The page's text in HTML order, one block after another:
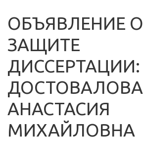
ОБЪЯВЛЕНИЕ О
ЗАЩИТЕ
ДИССЕРТАЦИИ:
ДОСТОВАЛОВА
АНАСТАСИЯ
МИХАЙЛОВНА